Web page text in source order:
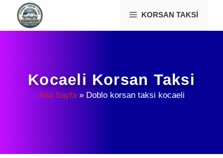
İçeriğe
KORSAN TAKSI
Kocaeli Korsan Taksi
Ana Sayfa» Doblo korsan taksi kocaeli